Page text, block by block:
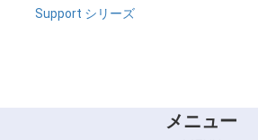
Support シリーズ
メニュー